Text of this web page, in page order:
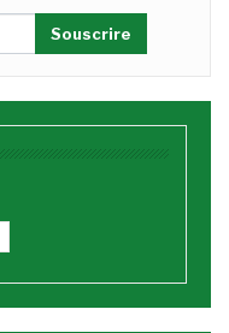
Souscrire